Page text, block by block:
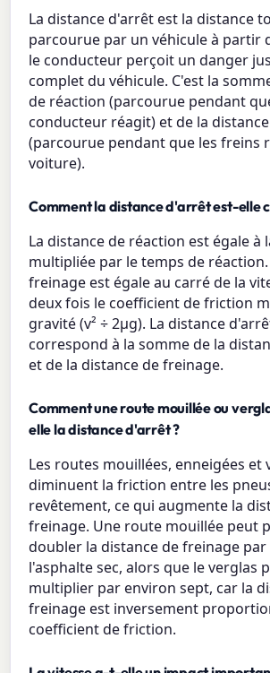
La distance d'arrêt est la distance
parcourue par un véhicule à partir
le conducteur perçoit un danger
complet du véhicule. C'est la
de réaction (parcourue pendant
conducteur réagit) et de la
(parcourue pendant que les freins
voiture).
Comment la distance d'arrêt est-elle
La distance de réaction est égale à
multipliée par le temps de
freinage est égale au carré de la
deux fois le coefficient de friction
gravité (v² ÷ 2μg). La distance
correspond à la somme de la
et de la distance de freinage.
Comment une route mouillée ou
elle la distance d'arrêt ?
Les routes mouillées, enneigées et
diminuent la friction entre les
revêtement, ce qui augmente la
freinage. Une route mouillée peut
doubler la distance de freinage
l'asphalte sec, alors que le verglas
multiplier par environ sept, car la
freinage est inversement
coefficient de friction.